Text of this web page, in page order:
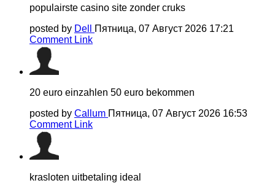
populairste casino site zonder cruks
posted by Dell
Пятница, 07 Август 2026 17:21
Comment Link
20 euro einzahlen 50 euro bekommen
posted by Callum Пятница, 07 Август 2026 16:53
Comment Link
krasloten uitbetaling ideal